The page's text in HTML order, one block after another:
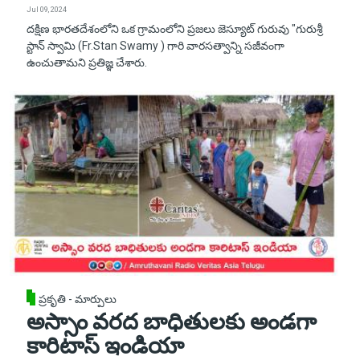
Jul 09, 2024
దక్షిణ భారతదేశంలోని ఒక గ్రామంలోని ప్రజలు జెస్యూట్ గురువు "గురుశ్రీ
స్టాన్ స్వామి (Fr.Stan Swamy ) గారి వారసత్వాన్ని సజీవంగా
ఉంచుతామని ప్రతిజ్ఞ చేశారు.
ప్రకృతి - మార్పులు
అస్సాం వరద బాధితులకు అండగా
కారిటాస్ ఇండియా